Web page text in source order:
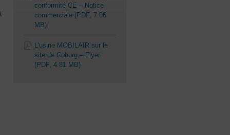
conformité CE – Notice
commerciale (PDF, 7.06
MB)
L'usine MOBILAIR sur le
site de Coburg – Flyer
(PDF, 4.81 MB)